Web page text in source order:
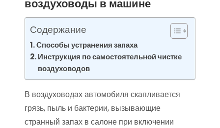
воздуховоды в машине
Содержание
Способы устранения запаха
Инструкция по самостоятельной чистке
воздуховодов
В воздуховодах автомобиля скапливается
грязь, пыль и бактерии, вызывающие
странный запах в салоне при включении